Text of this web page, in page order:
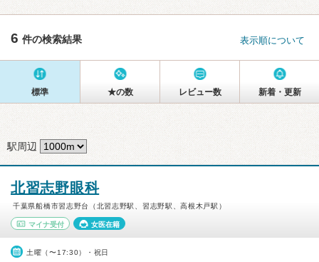
6 件の検索結果 表示順について
標準 ★の数 レビュー数 新着・更新
駅周辺
北習志野眼科
千葉県船橋市習志野台（北習志野駅、習志野駅、高根木戸駅）
マイナ受付 女医在籍
土曜（〜17:30）・祝日